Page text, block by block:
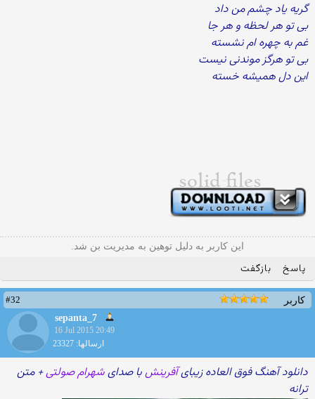
گریه یاد چشم من داد
بی تو هر لحظه و هر جا
غم به چهره ام نشسته
بی تو هرگز موندنی نیست
این دل همیشه خسته
این کاربر به دلیل توهین به مدیریت بن شد.
پاسخ بازگفت
کاربر
#32
sepanta_7
16 Jul 2015 20:49
ارسالها: 23327
دانلود آهنگ فوق العاده زیبایآفرینشبا صدایشهرام صولتی+ متن
ترانه